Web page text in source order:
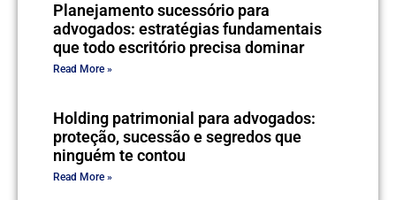
Planejamento sucessório para
advogados: estratégias fundamentais
que todo escritório precisa dominar
Read More »
Holding patrimonial para advogados:
proteção, sucessão e segredos que
ninguém te contou
Read More »